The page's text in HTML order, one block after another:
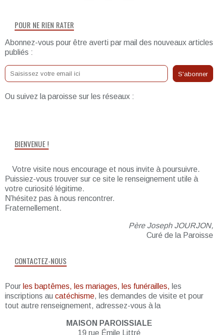
POUR NE RIEN RATER
Abonnez-vous pour être averti par mail des nouveaux articles
publiés :
Ou suivez la paroisse sur les réseaux :
BIENVENUE !
Votre visite nous encourage et nous invite à poursuivre.
Puissiez-vous trouver sur ce site le renseignement utile à
votre curiosité légitime.
N’hésitez pas à nous rencontrer.
Fraternellement.
Père Joseph JOURJON,
Curé de la Paroisse
CONTACTEZ-NOUS
Pour les baptêmes, les mariages, les funérailles, les
inscriptions au catéchisme, les demandes de visite et pour
tout autre renseignement, adressez-vous à la
MAISON PAROISSIALE
19 rue Émile Littré